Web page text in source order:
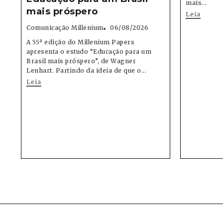
mais próspero
Comunicação Millenium
06/08/2026
A 55ª edição do Millenium Papers
apresenta o estudo “Educação para um
Brasil mais próspero”, de Wagner
Lenhart. Partindo da ideia de que o...
Leia
mais...
Leia